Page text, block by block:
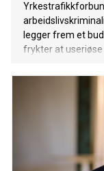
legger frem et
frykter at